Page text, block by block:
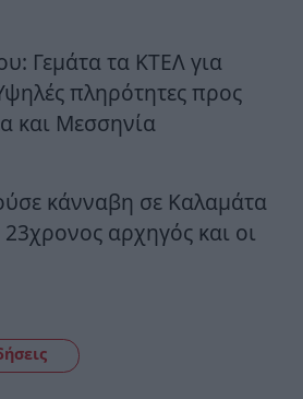
Γεμάτα τα ΚΤΕΛ για
πληρότητες προς
και Μεσσηνία
κάνναβη σε Καλαμάτα
αρχηγός και οι